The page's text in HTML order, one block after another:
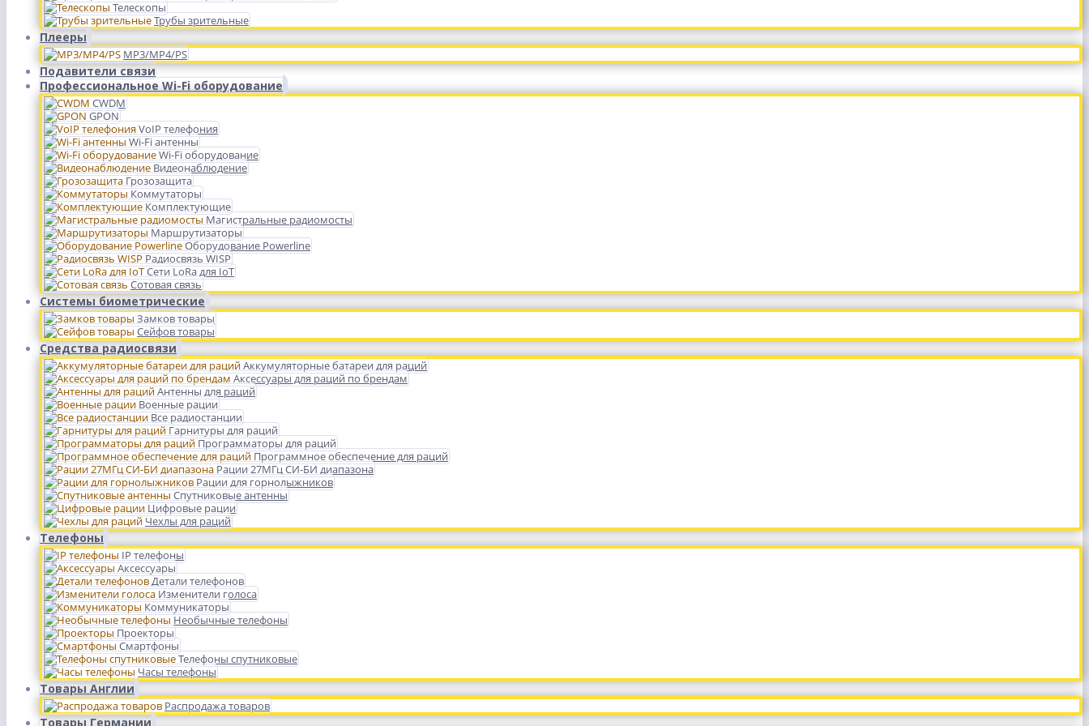
Телескопы
Трубы зрительные
Плееры
MP3/MP4/PS
Подавители связи
Профессиональное Wi-Fi оборудование
CWDM
GPON
VoIP телефония
Wi-Fi антенны
Wi-Fi оборудование
Видеонаблюдение
Грозозащита
Коммутаторы
Комплектующие
Магистральные радиомосты
Маршрутизаторы
Оборудование Powerline
Радиосвязь WISP
Сети LoRa для IoT
Сотовая связь
Системы биометрические
Замков товары
Сейфов товары
Средства радиосвязи
Аккумуляторные батареи для раций
Аксессуары для раций по брендам
Антенны для раций
Военные рации
Все радиостанции
Гарнитуры для раций
Программаторы для раций
Программное обеспечение для раций
Рации 27МГц СИ-БИ диапазона
Рации для горнолыжников
Спутниковые антенны
Цифровые рации
Чехлы для раций
Телефоны
IP телефоны
Аксессуары
Детали телефонов
Изменители голоса
Коммуникаторы
Необычные телефоны
Проекторы
Смартфоны
Телефоны спутниковые
Часы телефоны
Товары Англии
Распродажа товаров
Товары Германии